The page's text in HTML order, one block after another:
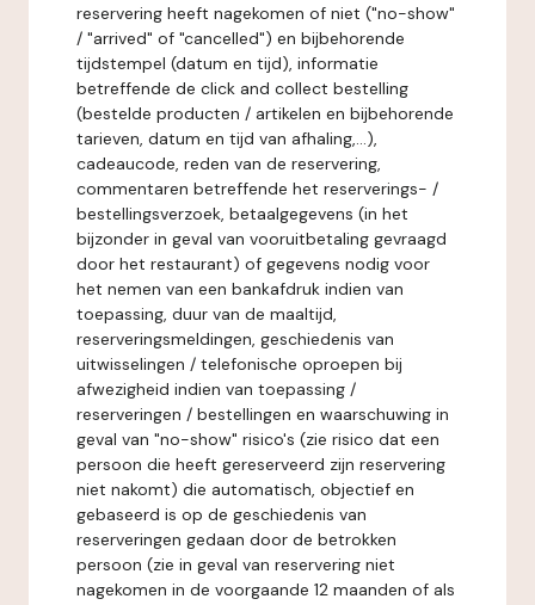
reservering heeft nagekomen of niet ("no-show"
/ "arrived" of "cancelled") en bijbehorende
tijdstempel (datum en tijd), informatie
betreffende de click and collect bestelling
(bestelde producten / artikelen en bijbehorende
tarieven, datum en tijd van afhaling,...),
cadeaucode, reden van de reservering,
commentaren betreffende het reserverings- /
bestellingsverzoek, betaalgegevens (in het
bijzonder in geval van vooruitbetaling gevraagd
door het restaurant) of gegevens nodig voor
het nemen van een bankafdruk indien van
toepassing, duur van de maaltijd,
reserveringsmeldingen, geschiedenis van
uitwisselingen / telefonische oproepen bij
afwezigheid indien van toepassing /
reserveringen / bestellingen en waarschuwing in
geval van "no-show" risico's (zie risico dat een
persoon die heeft gereserveerd zijn reservering
niet nakomt) die automatisch, objectief en
gebaseerd is op de geschiedenis van
reserveringen gedaan door de betrokken
persoon (zie in geval van reservering niet
nagekomen in de voorgaande 12 maanden of als